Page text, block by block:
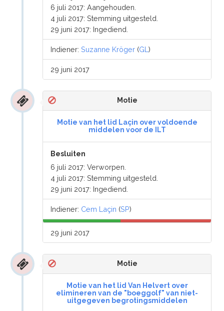
6 juli 2017: Aangehouden.
4 juli 2017: Stemming uitgesteld.
29 juni 2017: Ingediend.
Indiener:Suzanne Kröger (GL)
29 juni 2017
Motie
Motie van het lid Laçin over voldoende
middelen voor de ILT
Besluiten
6 juli 2017: Verworpen.
4 juli 2017: Stemming uitgesteld.
29 juni 2017: Ingediend.
Indiener: Cem Laçin (SP)
29 juni 2017
Motie
Motie van het lid Van Helvert over
elimineren van de "boeggolf" van niet-
uitgegeven begrotingsmiddelen